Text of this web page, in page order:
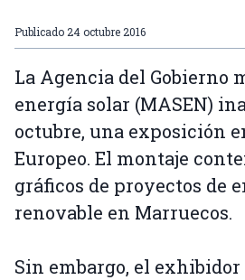
Publicado24 octubre 2016
La Agencia del Gobierno
energía solar (MASEN)
octubre, una exposición
Europeo. El montaje
gráficos de proyectos de
renovable en Marruecos.
Sin embargo, el